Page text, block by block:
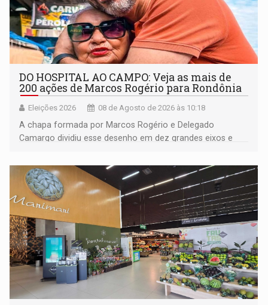
DO HOSPITAL AO CAMPO: Veja as mais de
200 ações de Marcos Rogério para Rondônia
Eleições 2026 08 de Agosto de 2026 às 10:18
A chapa formada por Marcos Rogério e Delegado
Camargo dividiu esse desenho em dez grandes eixos e